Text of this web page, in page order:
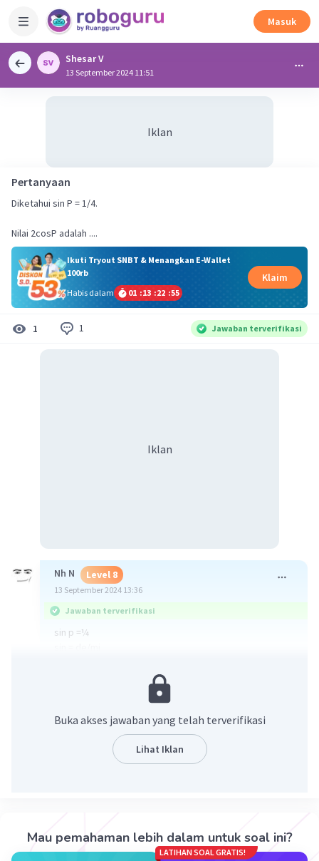
Masuk
Shesar V
13 September 2024 11:51
Iklan
Pertanyaan
Diketahui sin P = 1/4.
Nilai 2cosP adalah ....
Ikuti Tryout SNBT & Menangkan E-Wallet
100rb
Habis dalam
01 :13 :22 :55
Klaim
1 1 Jawaban terverifikasi
Iklan
Nh N Level 8
13 September 2024 13:36
Jawaban terverifikasi
sin p =¼
sa = (15)^½
maka 2cos p = 2((15)^½/4) = (15)^½/2
Buka akses jawaban yang telah terverifikasi
Lihat Iklan
Mau pemahaman lebih dalam untuk soal ini?
LATIHAN SOAL GRATIS!